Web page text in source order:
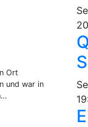
Ort
und war in